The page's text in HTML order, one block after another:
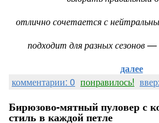
отлично сочетается с
подходит для разных сезонов
далее
комментарии: 0 понравилось!
Бирюзово-мятный пуловер с
стиль в каждой петле